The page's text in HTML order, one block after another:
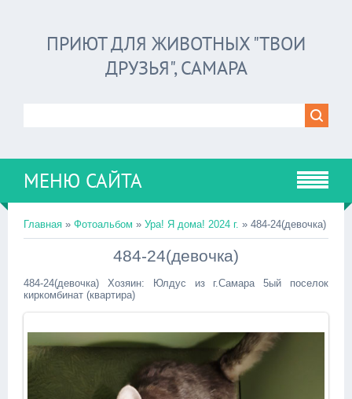
ПРИЮТ ДЛЯ ЖИВОТНЫХ "ТВОИ
ДРУЗЬЯ", САМАРА
МЕНЮ САЙТА
Главная » Фотоальбом » Ура! Я дома! 2024 г. » 484-24(девочка)
484-24(девочка)
484-24(девочка) Хозяин: Юлдус из г.Самара 5ый поселок
киркомбинат (квартира)